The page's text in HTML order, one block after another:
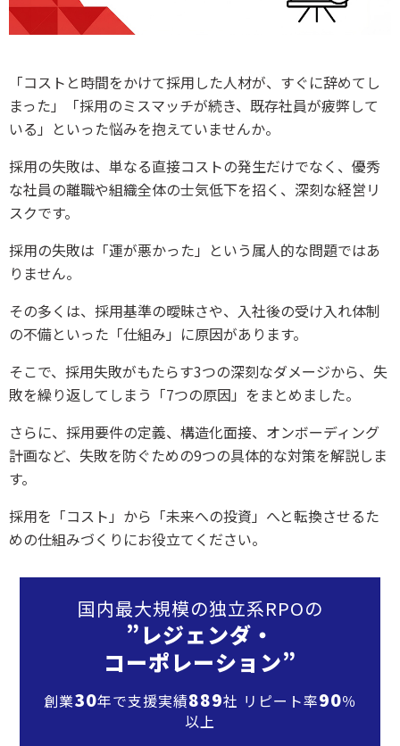
「コストと時間をかけて採用した人材が、すぐに辞めてし
まった」「採用のミスマッチが続き、既存社員が疲弊して
いる」といった悩みを抱えていませんか。
採用の失敗は、単なる直接コストの発生だけでなく、優秀
な社員の離職や組織全体の士気低下を招く、深刻な経営リ
スクです。
採用の失敗は「運が悪かった」という属人的な問題ではあ
りません。
その多くは、採用基準の曖昧さや、入社後の受け入れ体制
の不備といった「仕組み」に原因があります。
そこで、採用失敗がもたらす3つの深刻なダメージから、失
敗を繰り返してしまう「7つの原因」をまとめました。
さらに、採用要件の定義、構造化面接、オンボーディング
計画など、失敗を防ぐための9つの具体的な対策を解説しま
す。
採用を「コスト」から「未来への投資」へと転換させるた
めの仕組みづくりにお役立てください。
国内最大規模の独立系RPOの
”レジェンダ・
コーポレーション”
創業30年で支援実績889社 リピート率90％
以上